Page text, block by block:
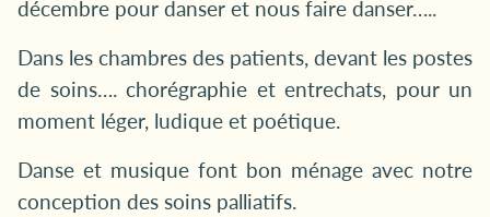
décembre pour danser et nous faire danser…..
Dans les chambres des patients, devant les postes
de soins…. chorégraphie et entrechats, pour un
moment léger, ludique et poétique.
Danse et musique font bon ménage avec notre
conception des soins palliatifs.